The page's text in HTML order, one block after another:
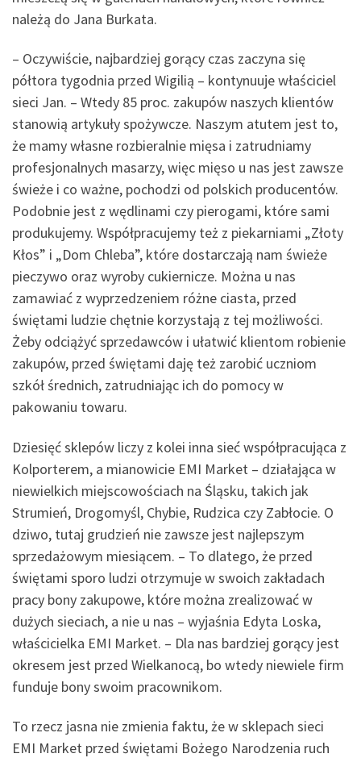
należą do Jana Burkata.
– Oczywiście, najbardziej gorący czas zaczyna się
półtora tygodnia przed Wigilią – kontynuuje właściciel
sieci Jan. – Wtedy 85 proc. zakupów naszych klientów
stanowią artykuły spożywcze. Naszym atutem jest to,
że mamy własne rozbieralnie mięsa i zatrudniamy
profesjonalnych masarzy, więc mięso u nas jest zawsze
świeże i co ważne, pochodzi od polskich producentów.
Podobnie jest z wędlinami czy pierogami, które sami
produkujemy. Współpracujemy też z piekarniami „Złoty
Kłos” i „Dom Chleba”, które dostarczają nam świeże
pieczywo oraz wyroby cukiernicze. Można u nas
zamawiać z wyprzedzeniem różne ciasta, przed
świętami ludzie chętnie korzystają z tej możliwości.
Żeby odciążyć sprzedawców i ułatwić klientom robienie
zakupów, przed świętami daję też zarobić uczniom
szkół średnich, zatrudniając ich do pomocy w
pakowaniu towaru.
Dziesięć sklepów liczy z kolei inna sieć współpracująca z
Kolporterem, a mianowicie EMI Market – działająca w
niewielkich miejscowościach na Śląsku, takich jak
Strumień, Drogomyśl, Chybie, Rudzica czy Zabłocie. O
dziwo, tutaj grudzień nie zawsze jest najlepszym
sprzedażowym miesiącem. – To dlatego, że przed
świętami sporo ludzi otrzymuje w swoich zakładach
pracy bony zakupowe, które można zrealizować w
dużych sieciach, a nie u nas – wyjaśnia Edyta Loska,
właścicielka EMI Market. – Dla nas bardziej gorący jest
okresem jest przed Wielkanocą, bo wtedy niewiele firm
funduje bony swoim pracownikom.
To rzecz jasna nie zmienia faktu, że w sklepach sieci
EMI Market przed świętami Bożego Narodzenia ruch